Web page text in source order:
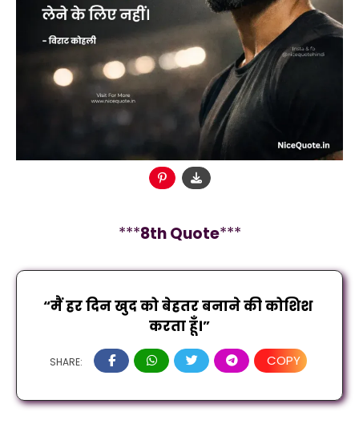
***8th Quote***
“मैं हर दिन खुद को बेहतर बनाने की कोशिश
करता हूँ।”
SHARE: COPY